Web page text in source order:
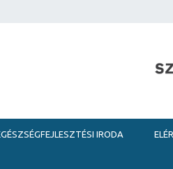
IRODA